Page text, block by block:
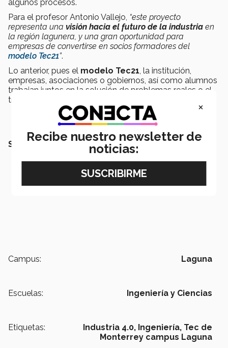
algunos procesos.
Para el profesor Antonio Vallejo, “este proyecto
representa una visión hacia el futuro de la industria en
la región lagunera, y una gran oportunidad para
empresas de convertirse en socios formadores del
modelo Tec21”.
Lo anterior, pues el modelo Tec21, la institución,
empresas, asociaciones o gobiernos, así como alumnos
trabajan juntos en la solución de problemas reales o el
tratamiento de áreas de oportunidad.
SEGURAMENTE TAMBIÉN QUERRÁS LEER:
Campus: Laguna
Escuelas: Ingeniería y Ciencias
Etiquetas: Industria 4.0, Ingeniería, Tec de
Monterrey campus Laguna
×
Recibe nuestro newsletter de
noticias: